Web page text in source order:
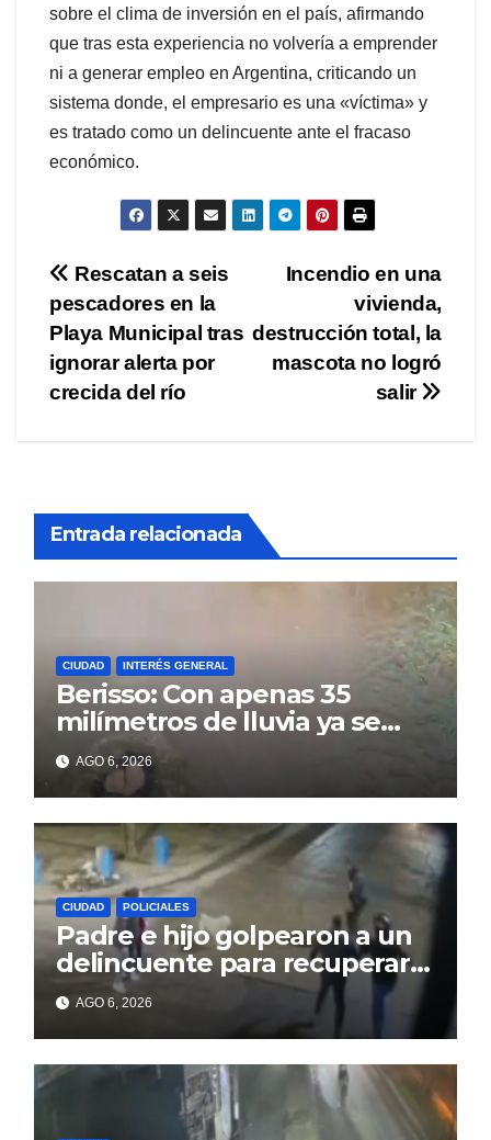
sobre el clima de inversión en el país, afirmando
que tras esta experiencia no volvería a emprender
ni a generar empleo en Argentina, criticando un
sistema donde, el empresario es una «víctima» y
es tratado como un delincuente ante el fracaso
económico.
Navegación
de
entradas
Incendio en una
vivienda,
destrucción total, la
mascota no logró
salir
Rescatan a seis
pescadores en la
Playa Municipal tras
ignorar alerta por
crecida del río
Entrada relacionada
CIUDAD INTERÉS GENERAL
Berisso: Con apenas 35
milímetros de lluvia ya se
sienten los problemas
AGO 6, 2026
CIUDAD POLICIALES
Padre e hijo golpearon a un
delincuente para recuperar
un celular robado en Berisso
AGO 6, 2026